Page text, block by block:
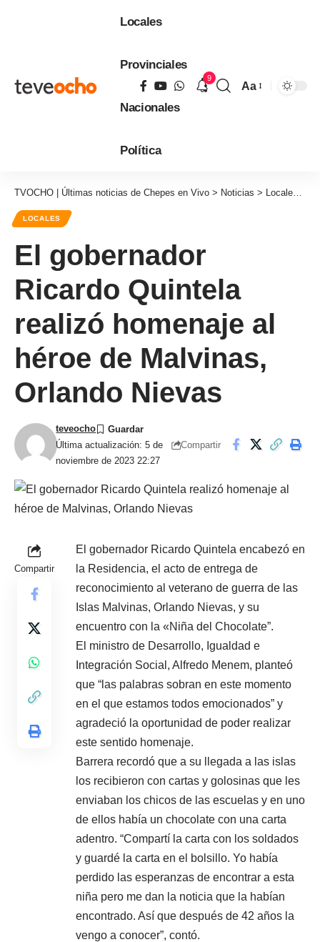
Locales
Provinciales
Nacionales
Política
9
Aa
TVOCHO | Últimas noticias de Chepes en Vivo > Noticias > Locales >
LOCALES
El gobernador
Ricardo Quintela
realizó homenaje al
héroe de Malvinas,
Orlando Nievas
Última actualización: 5 de
noviembre de 2023 22:27
teveocho
Compartir
Compartir
El gobernador Ricardo Quintela encabezó en
la Residencia, el acto de entrega de
reconocimiento al veterano de guerra de las
Islas Malvinas, Orlando Nievas, y su
encuentro con la «Niña del Chocolate”.
El ministro de Desarrollo, Igualdad e
Integración Social, Alfredo Menem, planteó
que “las palabras sobran en este momento
en el que estamos todos emocionados” y
agradeció la oportunidad de poder realizar
este sentido homenaje.
Barrera recordó que a su llegada a las islas
los recibieron con cartas y golosinas que les
enviaban los chicos de las escuelas y en uno
de ellos había un chocolate con una carta
adentro. “Compartí la carta con los soldados
y guardé la carta en el bolsillo. Yo había
perdido las esperanzas de encontrar a esta
niña pero me dan la noticia que la habían
encontrado. Así que después de 42 años la
vengo a conocer”, contó.